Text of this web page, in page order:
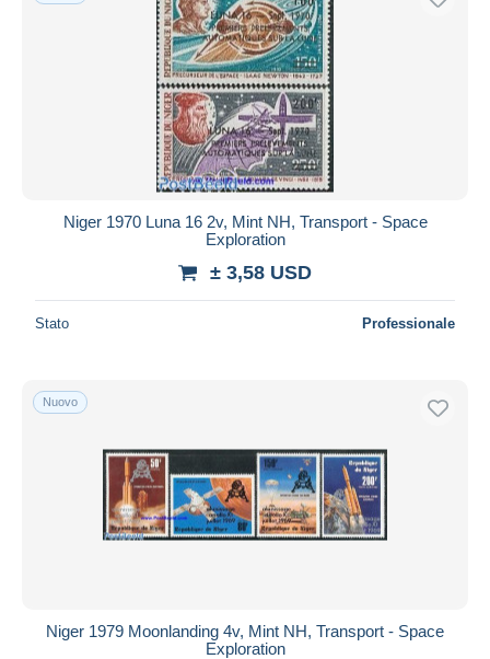
Niger 1970 Luna 16 2v, Mint NH, Transport - Space
Exploration
± 3,58 USD
Stato Professionale
Nuovo
Niger 1979 Moonlanding 4v, Mint NH, Transport - Space
Exploration